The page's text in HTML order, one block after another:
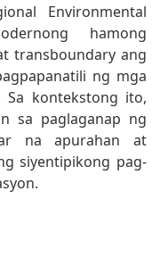
Environmental
hamong
transboundary ang
ng mga
Sa kontekstong ito,
sa paglaganap ng
na apurahan at
siyentipikong pag-